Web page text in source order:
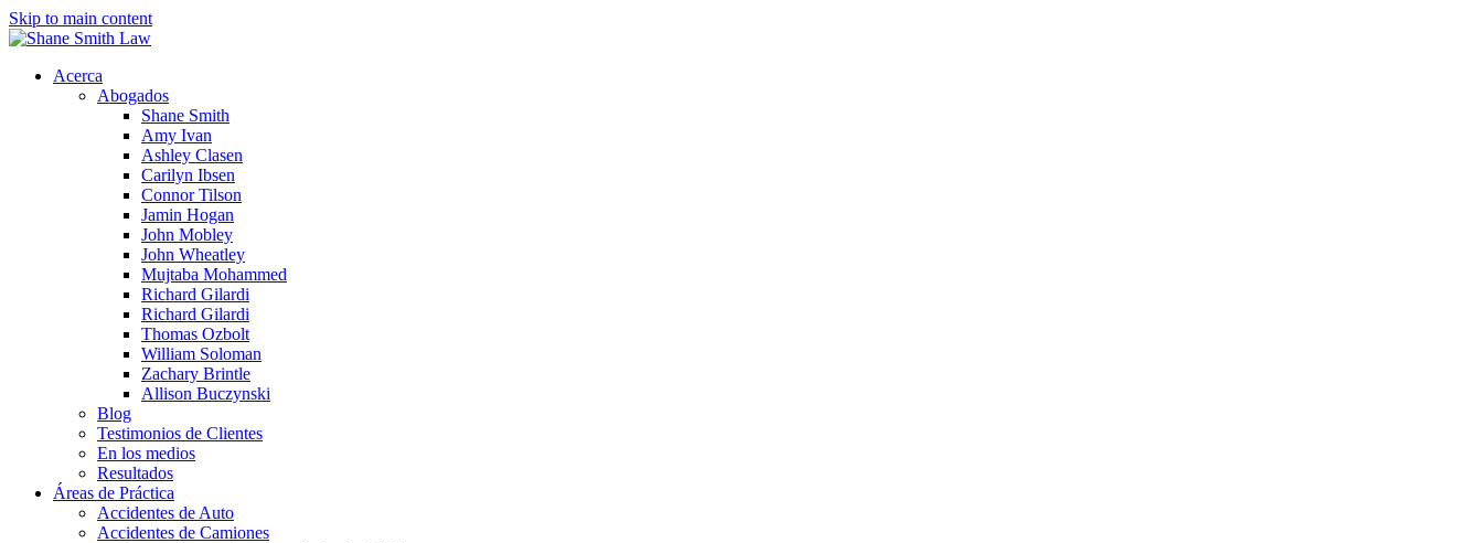
Skip to main content
Acerca
Abogados
Shane Smith
Amy Ivan
Ashley Clasen
Carilyn Ibsen
Connor Tilson
Jamin Hogan
John Mobley
John Wheatley
Mujtaba Mohammed
Richard Gilardi
Richard Gilardi
Thomas Ozbolt
William Soloman
Zachary Brintle
Allison Buczynski
Blog
Testimonios de Clientes
En los medios
Resultados
Áreas de Práctica
Accidentes de Auto
Accidentes de Camiones